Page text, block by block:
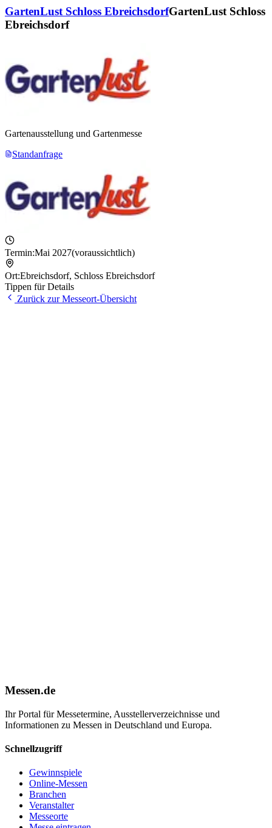
GartenLust Schloss EbreichsdorfGartenLust Schloss
Ebreichsdorf
Gartenausstellung und Gartenmesse
Standanfrage
Termin:Mai 2027(voraussichtlich)
Ort:Ebreichsdorf, Schloss Ebreichsdorf
Tippen für Details
Zurück zur Messeort-Übersicht
Messen.de
Ihr Portal für Messetermine, Ausstellerverzeichnisse und
Informationen zu Messen in Deutschland und Europa.
Schnellzugriff
Gewinnspiele
Online-Messen
Branchen
Veranstalter
Messeorte